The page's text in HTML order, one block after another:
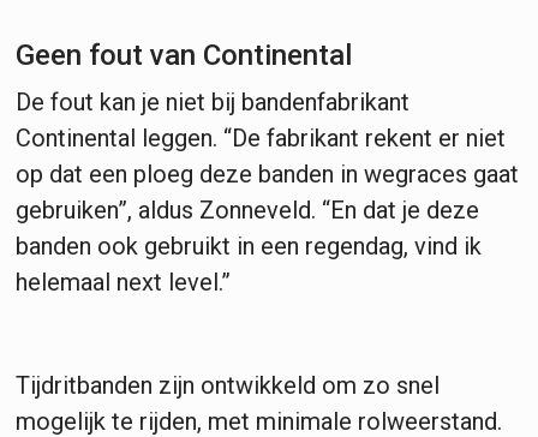
Geen fout van Continental
De fout kan je niet bij bandenfabrikant
Continental leggen. “De fabrikant rekent er niet
op dat een ploeg deze banden in wegraces gaat
gebruiken”, aldus Zonneveld. “En dat je deze
banden ook gebruikt in een regendag, vind ik
helemaal next level.”
Tijdritbanden zijn ontwikkeld om zo snel
mogelijk te rijden, met minimale rolweerstand.